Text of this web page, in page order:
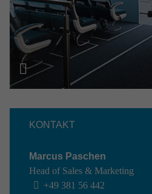
KONTAKT
Marcus Paschen
Head of Sales & Marketing
+49 381 56 442
INTERESSANTE THEMEN
Forschung & Entwicklung
Raumfahrt Verteidigung